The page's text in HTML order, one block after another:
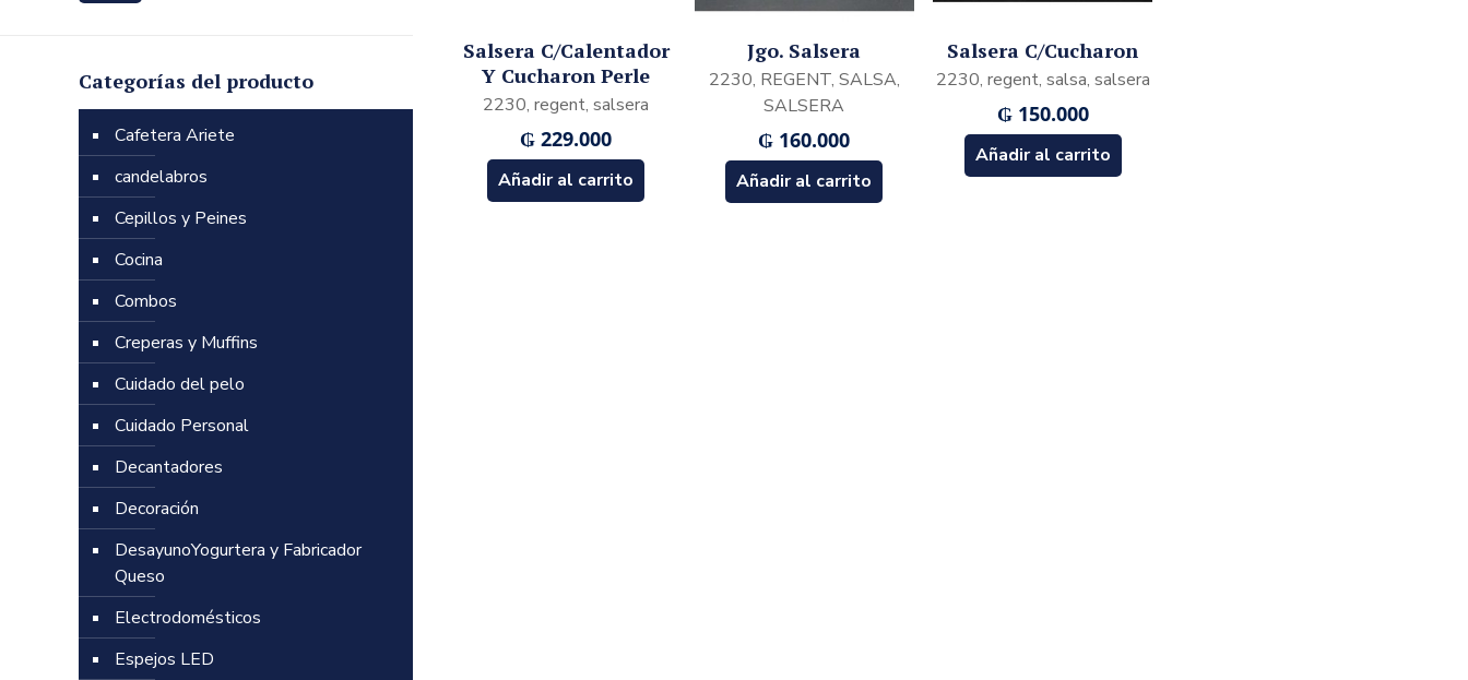
Salsera C/Calentador
Y Cucharon Perle
2230, regent, salsera
₲ 229.000
Añadir al carrito
Jgo. Salsera
2230, REGENT, SALSA,
SALSERA
₲ 160.000
Añadir al carrito
Salsera C/Cucharon
2230, regent, salsa, salsera
₲150.000
Añadir al carrito
Categorías del producto
Cafetera Ariete
candelabros
Cepillos y Peines
Cocina
Combos
Creperas y Muffins
Cuidado del pelo
Cuidado Personal
Decantadores
Decoración
DesayunoYogurtera y Fabricador
Queso
Electrodomésticos
Espejos LED